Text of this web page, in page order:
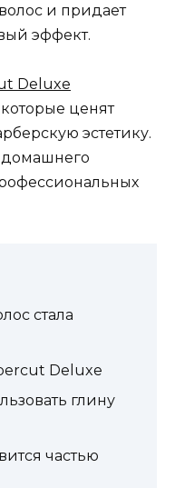
и придает
эффект.
Deluxe
ценят
эстетику.
домашнего
стала
Deluxe
глину
частью